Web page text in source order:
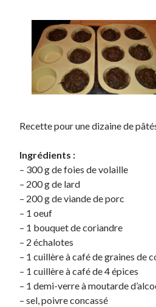
Recette pour une dizaine de
Ingrédients :
– 300 g de foies de volaille
– 200 g de lard
– 200 g de viande de porc
– 1 oeuf
– 1 bouquet de coriandre
– 2 échalotes
– 1 cuillère à café de graines de
– 1 cuillère à café de 4 épices
– 1 demi-verre à moutarde
– sel, poivre concassé